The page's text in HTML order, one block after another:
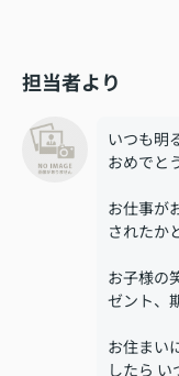
担当者より
いつも明
おめでと
お仕事が
されたか
お子様の
ゼント、
お住まい
したら い